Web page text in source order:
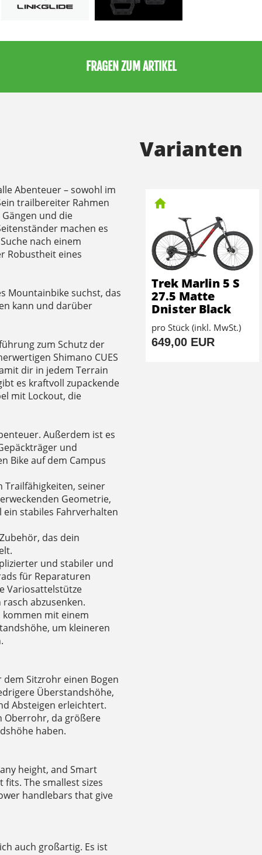
FRAGEN ZUM ARTIKEL
Abenteuer – sowohl im
trailbereiter Rahmen
und die
machen es
nach einem
Robustheit eines
Mountainbike suchst, das
kann und darüber
zum Schutz der
Shimano CUES
dir in jedem Terrain
es kraftvoll zupackende
mit Lockout, die
Außerdem ist es
und
Bike auf dem Campus
Trailfähigkeiten, seiner
Geometrie,
stabiles Fahrverhalten
das dein
und stabiler und
für Reparaturen
Variosattelstütze
abzusenken.
kommen mit einem
um kleineren
Sitzrohr einen Bogen
Überstandshöhe,
Absteigen erleichtert.
Oberrohr, da größere
haben.
height, and Smart
fits. The smallest sizes
handlebars that give
auch großartig. Es ist
Varianten
Trek Marlin 5 S
27.5 Matte
Dnister Black
pro Stück (inkl. MwSt.)
649,00 EUR